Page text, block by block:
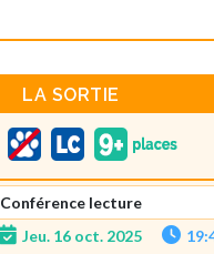
LA SORTIE
Conférence lecture
Jeu. 16 oct. 2025